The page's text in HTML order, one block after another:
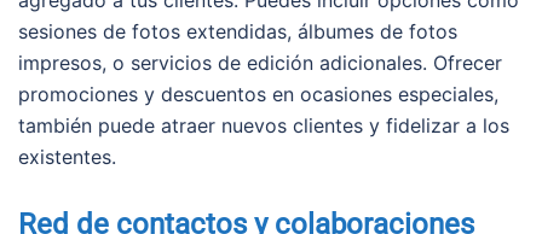
sesiones de fotos extendidas, álbumes de fotos
impresos, o servicios de edición adicionales. Ofrecer
promociones y descuentos en ocasiones especiales,
también puede atraer nuevos clientes y fidelizar a los
existentes.
Red de contactos y colaboraciones